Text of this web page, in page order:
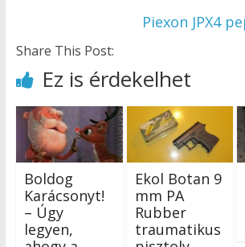
Piexon JPX4
Share This Post:
Ez is érdekelhet
Boldog
Karácsonyt!
– Úgy
legyen,
Ekol Botan 9
mm PA
Rubber
traumatikus